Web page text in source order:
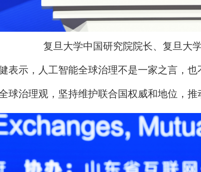
复旦大学中国研究院院长、复旦大
示，人工智能全球治理不是一家之言，也
球治理观，坚持维护联合国权威和地位，